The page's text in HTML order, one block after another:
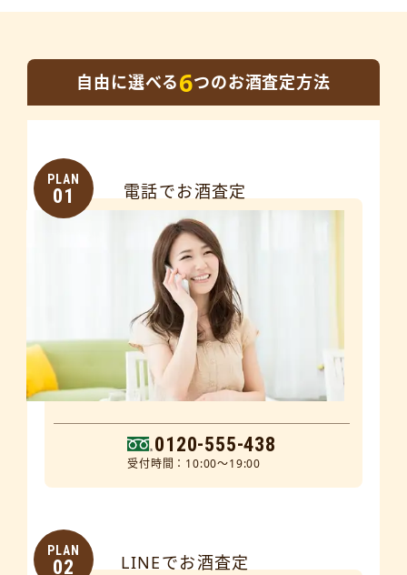
自由に選べる6つのお酒査定方法
PLAN
01 電話でお酒査定
0120-555-438
受付時間：10:00～19:00
PLAN
02 LINEでお酒査定